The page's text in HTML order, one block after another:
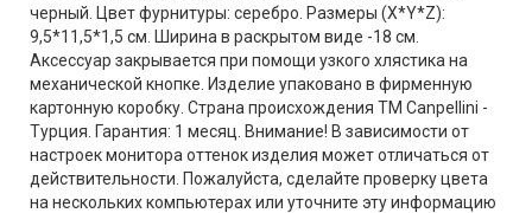
черный. Цвет фурнитуры: серебро. Размеры (X*Y*Z):
9,5*11,5*1,5 см. Ширина в раскрытом виде -18 см.
Аксессуар закрывается при помощи узкого хлястика на
механической кнопке. Изделие упаковано в фирменную
картонную коробку. Страна происхождения ТМ Canpellini -
Турция. Гарантия: 1 месяц. Внимание! В зависимости от
настроек монитора оттенок изделия может отличаться от
действительности. Пожалуйста, сделайте проверку цвета
на нескольких компьютерах или уточните эту информацию